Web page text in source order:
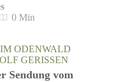
ODENWALD
GERISSEN
Sendung vom
0 Min